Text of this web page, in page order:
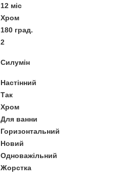
12 міс
Хром
180 град.
2
Силумін
Настінний
Так
Хром
Для ванни
Горизонтальний
Новий
Одноважільний
Жорстка